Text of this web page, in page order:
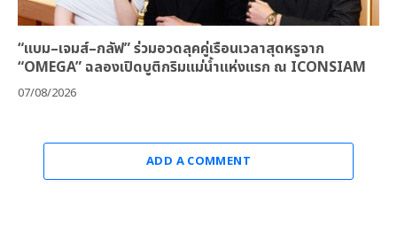
“แบม–เจมส์–กลัฟ” ร่วมอวดลุคคู่เรือนเวลาสุดหรูจาก
“OMEGA” ฉลองเปิดบูติกริมแม่น้ำแห่งแรก ณ ICONSIAM
07/08/2026
ADD A COMMENT